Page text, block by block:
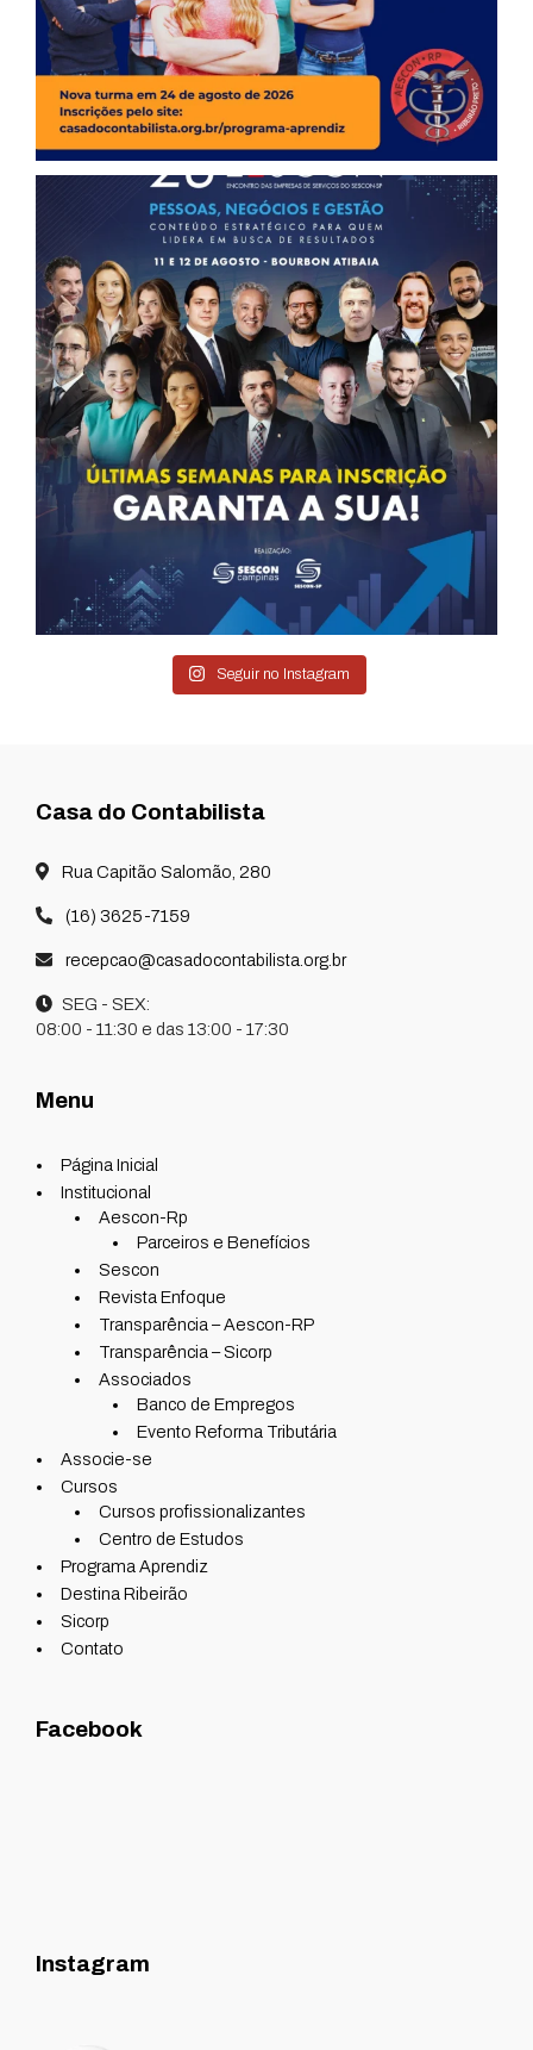
Seguir no Instagram
Casa do Contabilista
Rua Capitão Salomão, 280
(16) 3625-7159
recepcao@casadocontabilista.org.br
SEG - SEX:
08:00 - 11:30 e das 13:00 - 17:30
Menu
Página Inicial
Institucional
Aescon-Rp
Parceiros e Benefícios
Sescon
Revista Enfoque
Transparência – Aescon-RP
Transparência – Sicorp
Associados
Banco de Empregos
Evento Reforma Tributária
Associe-se
Cursos
Cursos profissionalizantes
Centro de Estudos
Programa Aprendiz
Destina Ribeirão
Sicorp
Contato
Facebook
Instagram